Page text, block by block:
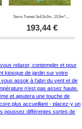
193,44€
relaxer, contempler et pour
kiosque de jardin sur votre
assoir à l’abri du vent et de
n’est pas assez haute.
et ajoutera une touche de
plus accueillant - placez-y un
poussez différentes sortes de